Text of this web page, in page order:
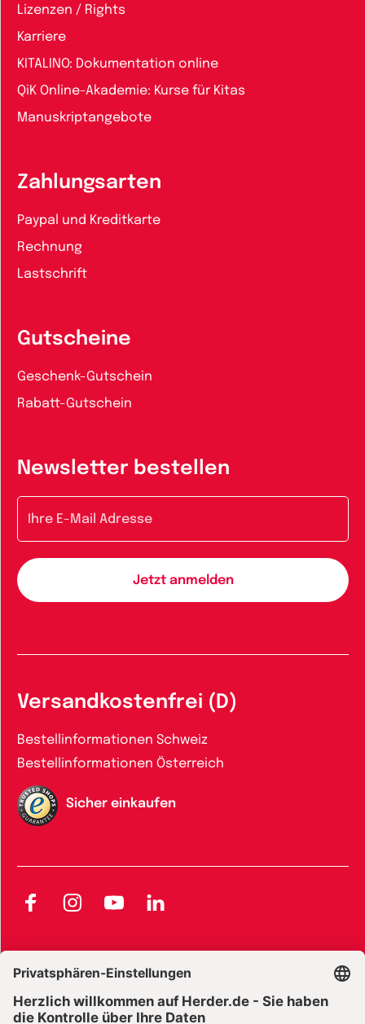
Lizenzen / Rights
Karriere
KITALINO: Dokumentation online
QiK Online-Akademie: Kurse für Kitas
Manuskriptangebote
Zahlungsarten
Paypal und Kreditkarte
Rechnung
Lastschrift
Gutscheine
Geschenk-Gutschein
Rabatt-Gutschein
Newsletter bestellen
Versandkostenfrei (D)
Bestellinformationen Schweiz
Bestellinformationen Österreich
Sicher einkaufen
FacebookInstagramYouTubeLinkedIn
Widerrufsbelehrung E-Books
Widerrufsbelehrung Zeitschriften Datenschutz
Datenschutz Social Media Barrierefreiheit